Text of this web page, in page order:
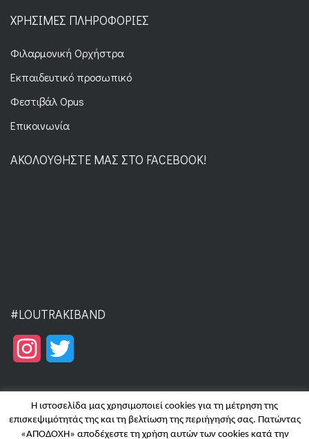
ΧΡΉΣΙΜΕΣ ΠΛΗΡΟΦΟΡΊΕΣ
Φιλαρμονική Ορχήστρα
Εκπαιδευτικό προσωπικό
Φεστιβάλ Opus
Επικοινωνία
ΑΚΟΛΟΥΘΉΣΤΕ ΜΑΣ ΣΤΟ FACEBOOK!
#LOUTRAKIBAND
Instagram
Η ιστοσελίδα μας χρησιμοποιεί cookies για τη μέτρηση της
επισκεψιμότητάς της και τη βελτίωση της περιήγησής σας. Πατώντας
«ΑΠΟΔΟΧΗ» αποδέχεστε τη χρήση αυτών των cookies κατά την